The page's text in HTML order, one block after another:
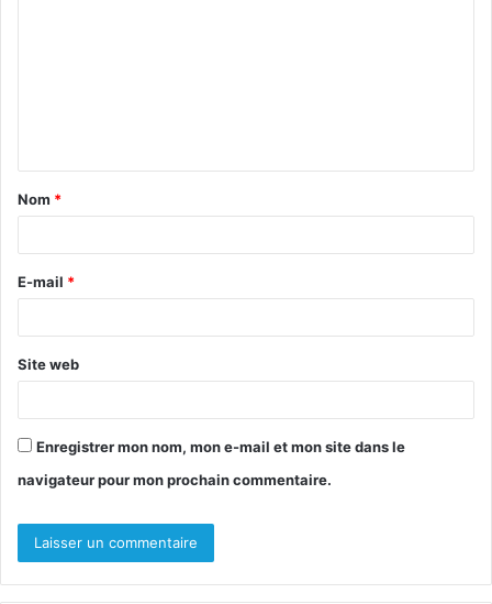
t
a
e
*
Nom *
E-mail *
Site web
Enregistrer mon nom, mon e-mail et mon site dans le
navigateur pour mon prochain commentaire.